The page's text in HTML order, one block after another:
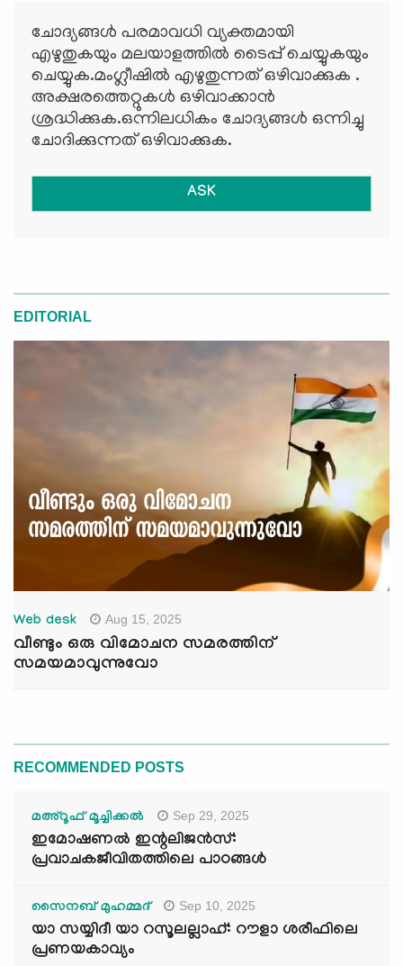
ചോദ്യങ്ങള്‍ പരമാവധി വ്യക്തമായി
എഴുതുകയും മലയാളത്തില്‍ ടൈപ്പ് ചെയ്യുകയും
ചെയ്യുക.മംഗ്ലീഷില്‍ എഴുതുന്നത് ഒഴിവാക്കുക .
അക്ഷരത്തെറ്റുകള്‍ ഒഴിവാക്കാന്‍
ശ്രദ്ധിക്കുക.ഒന്നിലധികം ചോദ്യങ്ങള്‍ ഒന്നിച്ചു
ചോദിക്കുന്നത് ഒഴിവാക്കുക.
ASK
EDITORIAL
Web desk Aug 15, 2025
വീണ്ടും ഒരു വിമോചന സമരത്തിന്
സമയമാവുന്നുവോ
RECOMMENDED POSTS
മഅ്റൂഫ് മൂച്ചിക്കല്‍ Sep 29, 2025
ഇമോഷണൽ ഇന്റലിജൻസ്:
പ്രവാചകജീവിതത്തിലെ പാഠങ്ങൾ
സൈനബ് മുഹമ്മദ് Sep 10, 2025
യാ സയ്യിദീ യാ റസൂലല്ലാഹ്: റൗളാ ശരീഫിലെ
പ്രണയകാവ്യം